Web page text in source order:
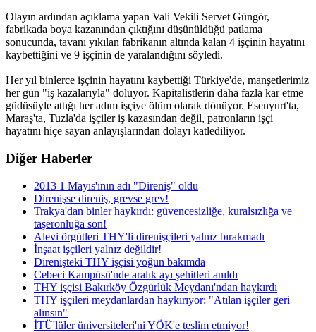
Olayın ardından açıklama yapan Vali Vekili Servet Güngör,
fabrikada boya kazanından çıktığını düşünüldüğü patlama
sonucunda, tavanı yıkılan fabrikanın altında kalan 4 işçinin hayatını
kaybettiğini ve 9 işçinin de yaralandığını söyledi.
Her yıl binlerce işçinin hayatını kaybettiği Türkiye'de, manşetlerimiz
her gün "iş kazalarıyla" doluyor. Kapitalistlerin daha fazla kar etme
güdüsüyle attığı her adım işçiye ölüm olarak dönüyor. Esenyurt'ta,
Maraş'ta, Tuzla'da işçiler iş kazasından değil, patronların işçi
hayatını hiçe sayan anlayışlarından dolayı katlediliyor.
Diğer Haberler
2013 1 Mayıs'ının adı "Direniş" oldu
Direnişse direniş, grevse grev!
Trakya'dan binler haykırdı: güvencesizliğe, kuralsızlığa ve
taşeronluğa son!
Alevi örgütleri THY'li direnişçileri yalnız bırakmadı
İnşaat işçileri yalnız değildir!
Direnişteki THY işçisi yoğun bakımda
Cebeci Kampüsü'nde aralık ayı şehitleri anıldı
THY işçisi Bakırköy Özgürlük Meydanı'ndan haykırdı
THY işçileri meydanlardan haykırıyor: "Atılan işçiler geri
alınsın"
İTÜ'lüler üniversiteleri'ni YÖK'e teslim etmiyor!